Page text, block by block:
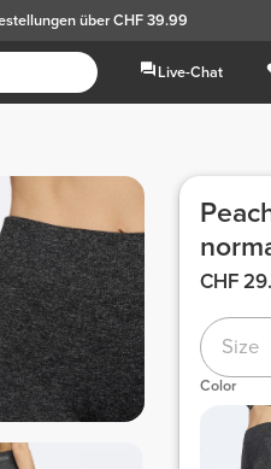
über CHF 39.99
Live-Chat
CHF
Size
Color